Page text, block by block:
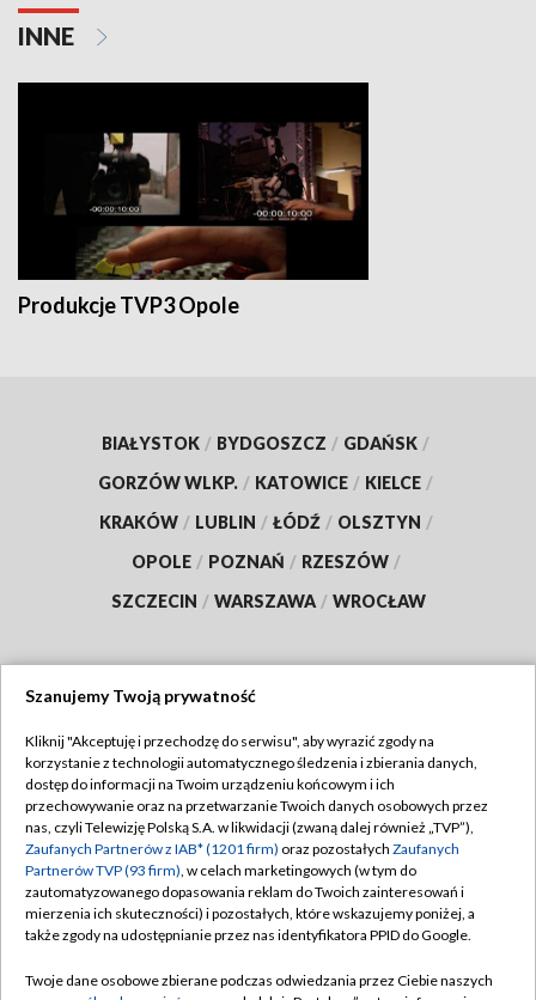
INNE
Produkcje TVP3 Opole
BIAŁYSTOK / BYDGOSZCZ / GDAŃSK /
GORZÓW WLKP. / KATOWICE / KIELCE /
KRAKÓW / LUBLIN / ŁÓDŹ / OLSZTYN /
OPOLE / POZNAŃ / RZESZÓW /
SZCZECIN / WARSZAWA / WROCŁAW
TVP
Abonament TVP
Emisja w TVP
Centrum informacji TVP
Naziemna Telewizja Cyfrowa
Regulamin TVP
Polityka prywatności
Moje zgody
Pomoc
Szanujemy Twoją prywatność
Kliknij "Akceptuję i przechodzę do serwisu", aby wyrazić zgody na
korzystanie z technologii automatycznego śledzenia i zbierania danych,
dostęp do informacji na Twoim urządzeniu końcowym i ich
przechowywanie oraz na przetwarzanie Twoich danych osobowych przez
nas, czyli Telewizję Polską S.A. w likwidacji (zwaną dalej również „TVP”),
Zaufanych Partnerów z IAB* (1201 firm) oraz pozostałych Zaufanych
Partnerów TVP (93 firm), w celach marketingowych (w tym do
zautomatyzowanego dopasowania reklam do Twoich zainteresowań i
mierzenia ich skuteczności) i pozostałych, które wskazujemy poniżej, a
także zgody na udostępnianie przez nas identyfikatora PPID do Google.
Twoje dane osobowe zbierane podczas odwiedzania przez Ciebie naszych